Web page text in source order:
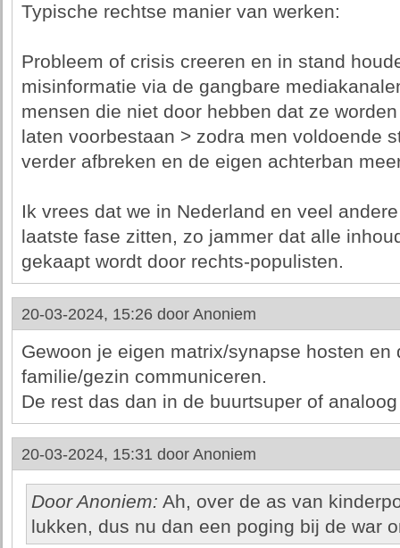
Typische rechtse manier van werken:
Probleem of crisis creeren en in stand
misinformatie via de gangbare
mensen die niet door hebben dat ze
laten voorbestaan > zodra men voldoende
verder afbreken en de eigen achterban
Ik vrees dat we in Nederland en veel
laatste fase zitten, zo jammer dat alle
gekaapt wordt door rechts-populisten.
20-03-2024, 15:26 door Anoniem
Gewoon je eigen matrix/synapse hosten en
familie/gezin communiceren.
De rest das dan in de buurtsuper of
20-03-2024, 15:31 door Anoniem
Door Anoniem: Ah, over de as van
lukken, dus nu dan een poging bij de war